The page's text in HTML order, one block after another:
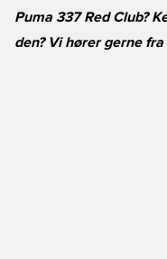
Puma 337 Red Club?
den? Vi hører gerne